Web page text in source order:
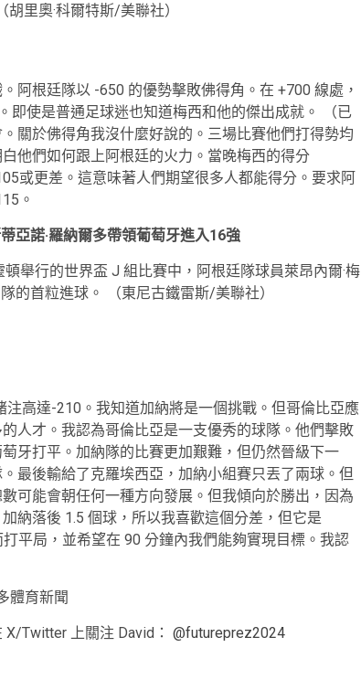
（胡里奧·科爾特斯/美聯社）
阿根廷隊以 -650 的優勢擊敗佛得角。在 +700 線處，
即使是普通足球迷也知道梅西和他的傑出成就。 （已
關於佛得角我沒什麼好說的。三場比賽他們打得勢均
他們如何跟上阿根廷的火力。當晚梅西的得分
或更差。這意味著人們期望很多人都能得分。要求阿
。
亞諾·羅納爾多帶領葡萄牙進入16強
舉行的世界盃 J 組比賽中，阿根廷隊球員萊昂內爾·梅
的首粒進球。
（東尼古鐵雷斯/美聯社）
高達-210。我知道加納將是一個挑戰。但哥倫比亞應
人才。我認為哥倫比亞是一支優秀的球隊。他們擊敗
牙打平。加納隊的比賽更加艱難，但仍然晉級下一
最後輸給了克羅埃西亞，加納小組賽只丟了兩球。但
可能會朝任何一種方向發展。但我傾向於勝出，因為
納落後 1.5 個球，所以我喜歡這個分差，但它是
平局，並希望在 90 分鐘內我們能夠實現目標。我認
體育新聞
Twitter 上關注 David： @futureprez2024